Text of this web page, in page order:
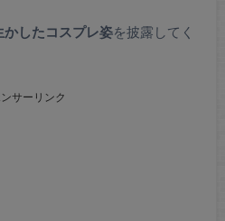
したコスプレ姿を披露してく
サーリンク